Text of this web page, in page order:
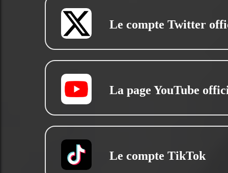
Le compte Twitter
La page YouTube
Le compte TikTok